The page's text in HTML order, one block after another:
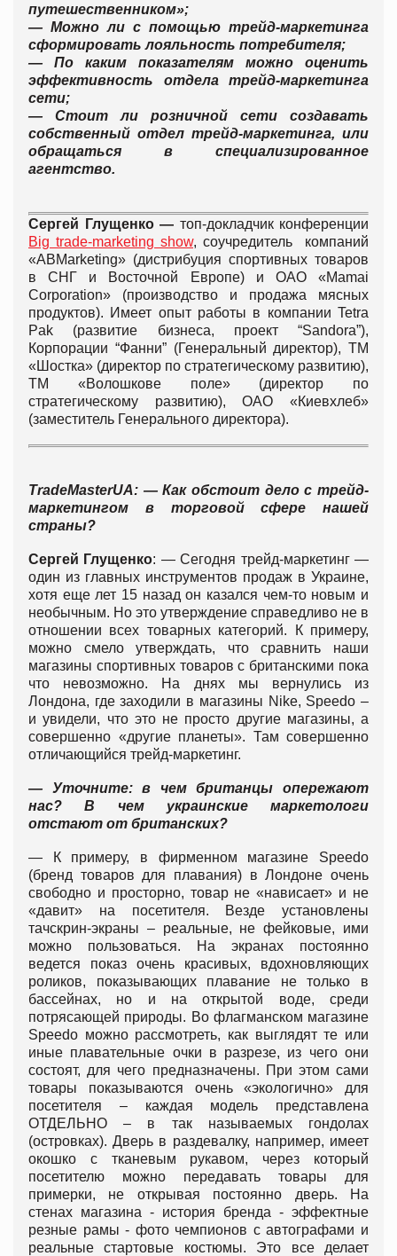
путешественником»;
— Можно ли с помощью трейд-маркетинга
сформировать лояльность потребителя;
— По каким показателям можно оценить
эффективность отдела трейд-маркетинга
сети;
— Стоит ли розничной сети создавать
собственный отдел трейд-маркетинга, или
обращаться в специализированное
агентство.
Сергей Глущенко — топ-докладчик конференции
Big trade-marketing show, соучредитель компаний
«ABMarketing» (дистрибуция спортивных товаров
в СНГ и Восточной Европе) и ОАО «Mamai
Corporation» (производство и продажа мясных
продуктов). Имеет опыт работы в компании Tetra
Pak (развитие бизнеса, проект “Sandora”),
Корпорации “Фанни” (Генеральный директор), ТМ
«Шостка» (директор по стратегическому развитию),
ТМ «Волошкове поле» (директор по
стратегическому развитию), ОАО «Киевхлеб»
(заместитель Генерального директора).
TradeMasterUA: — Как обстоит дело с трейд-
маркетингом в торговой сфере нашей
страны?
Сергей Глущенко: — Сегодня трейд-маркетинг —
один из главных инструментов продаж в Украине,
хотя еще лет 15 назад он казался чем-то новым и
необычным. Но это утверждение справедливо не в
отношении всех товарных категорий. К примеру,
можно смело утверждать, что сравнить наши
магазины спортивных товаров с британскими пока
что невозможно. На днях мы вернулись из
Лондона, где заходили в магазины Nike, Speedo –
и увидели, что это не просто другие магазины, а
совершенно «другие планеты». Там совершенно
отличающийся трейд-маркетинг.
— Уточните: в чем британцы опережают
нас? В чем украинские маркетологи
отстают от британских?
— К примеру, в фирменном магазине Speedo
(бренд товаров для плавания) в Лондоне очень
свободно и просторно, товар не «нависает» и не
«давит» на посетителя. Везде установлены
тачскрин-экраны – реальные, не фейковые, ими
можно пользоваться. На экранах постоянно
ведется показ очень красивых, вдохновляющих
роликов, показывающих плавание не только в
бассейнах, но и на открытой воде, среди
потрясающей природы. Во флагманском магазине
Speedo можно рассмотреть, как выглядят те или
иные плавательные очки в разрезе, из чего они
состоят, для чего предназначены. При этом сами
товары показываются очень «экологично» для
посетителя – каждая модель представлена
ОТДЕЛЬНО – в так называемых гондолах
(островках). Дверь в раздевалку, например, имеет
окошко с тканевым рукавом, через который
посетителю можно передавать товары для
примерки, не открывая постоянно дверь. На
стенах магазина - история бренда - эффектные
резные рамы - фото чемпионов с автографами и
реальные стартовые костюмы. Это все делает